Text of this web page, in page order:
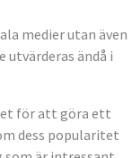
medier utan även
ändå i
för att göra ett
dess popularitet